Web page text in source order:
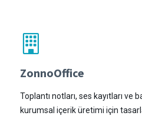
ZonnoOffice
Toplantı notları, ses kayıtları ve
kurumsal içerik üretimi için